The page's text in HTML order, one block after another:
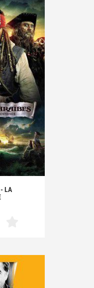
LA